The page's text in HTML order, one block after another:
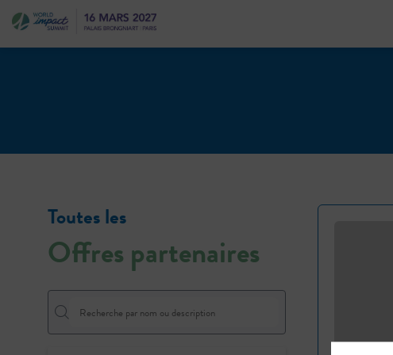
Toutes les
Offres partenaires